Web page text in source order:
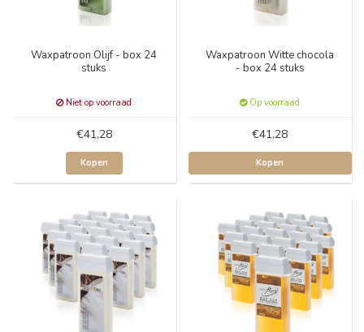
Waxpatroon Olijf - box 24
stuks
Niet op voorraad
€41,28
Kopen
Waxpatroon Witte chocola
- box 24 stuks
Op voorraad
€41,28
Kopen